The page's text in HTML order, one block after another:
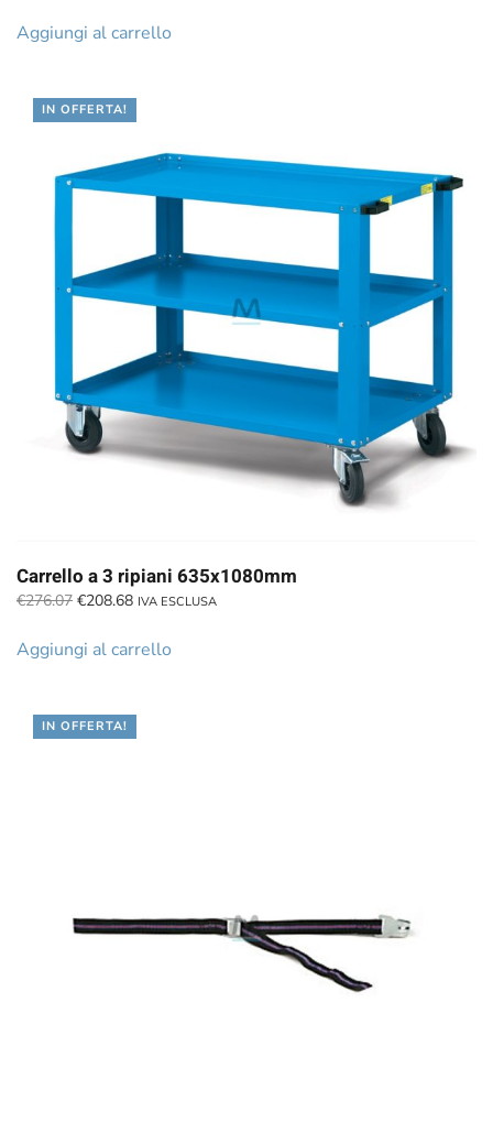
originaleattuale
Aggiungi al carrello
IN OFFERTA!
Carrello a 3 ripiani 635x1080mm
€276.07 Il
originale
€208.68Il
attuale
IVA ESCLUSA
Aggiungi al carrello
IN OFFERTA!